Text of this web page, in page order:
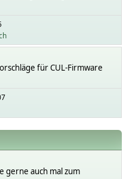
für CUL-Firmware
gerne auch mal zum